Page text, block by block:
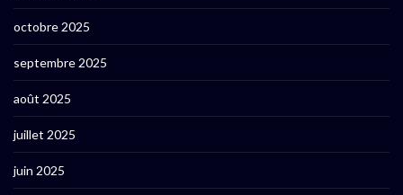
octobre 2025
septembre 2025
août 2025
juillet 2025
juin 2025